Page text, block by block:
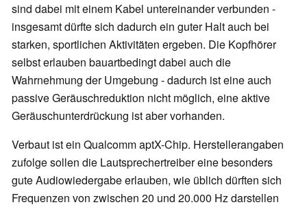
sind dabei mit einem Kabel untereinander verbunden -
insgesamt dürfte sich dadurch ein guter Halt auch bei
starken, sportlichen Aktivitäten ergeben. Die Kopfhörer
selbst erlauben bauartbedingt dabei auch die
Wahrnehmung der Umgebung - dadurch ist eine auch
passive Geräuschreduktion nicht möglich, eine aktive
Geräuschunterdrückung ist aber vorhanden.
Verbaut ist ein Qualcomm aptX-Chip. Herstellerangaben
zufolge sollen die Lautsprechertreiber eine besonders
gute Audiowiedergabe erlauben, wie üblich dürften sich
Frequenzen von zwischen 20 und 20.000 Hz darstellen